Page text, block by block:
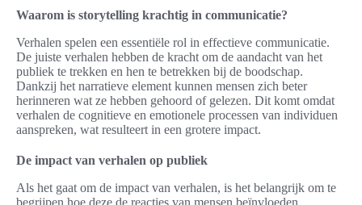
Waarom is storytelling krachtig in communicatie?
Verhalen spelen een essentiële rol in effectieve communicatie.
De juiste verhalen hebben de kracht om de aandacht van het
publiek te trekken en hen te betrekken bij de boodschap.
Dankzij het narratieve element kunnen mensen zich beter
herinneren wat ze hebben gehoord of gelezen. Dit komt omdat
verhalen de cognitieve en emotionele processen van individuen
aanspreken, wat resulteert in een grotere impact.
De impact van verhalen op publiek
Als het gaat om de impact van verhalen, is het belangrijk om te